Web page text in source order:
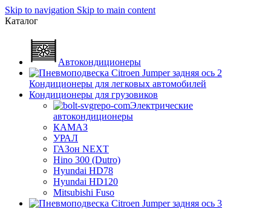
Skip to navigation Skip to main content
Каталог
Автокондиционеры
Кондиционеры для легковых автомобилей
Кондиционеры для грузовиков
Электрические
автокондиционеры
КАМАЗ
УРАЛ
ГАЗон NEXT
Hino 300 (Dutro)
Hyundai HD78
Hyundai HD120
Mitsubishi Fuso